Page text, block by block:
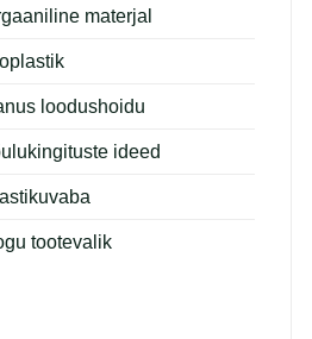
materjal
loodushoidu
ideed
tootevalikLekkekindel kokkuvolditav